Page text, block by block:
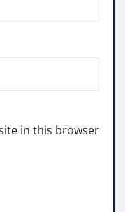
in this browser